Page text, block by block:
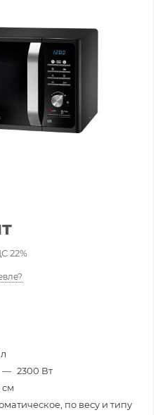
22%
— 2300 Вт
см
по весу и типу